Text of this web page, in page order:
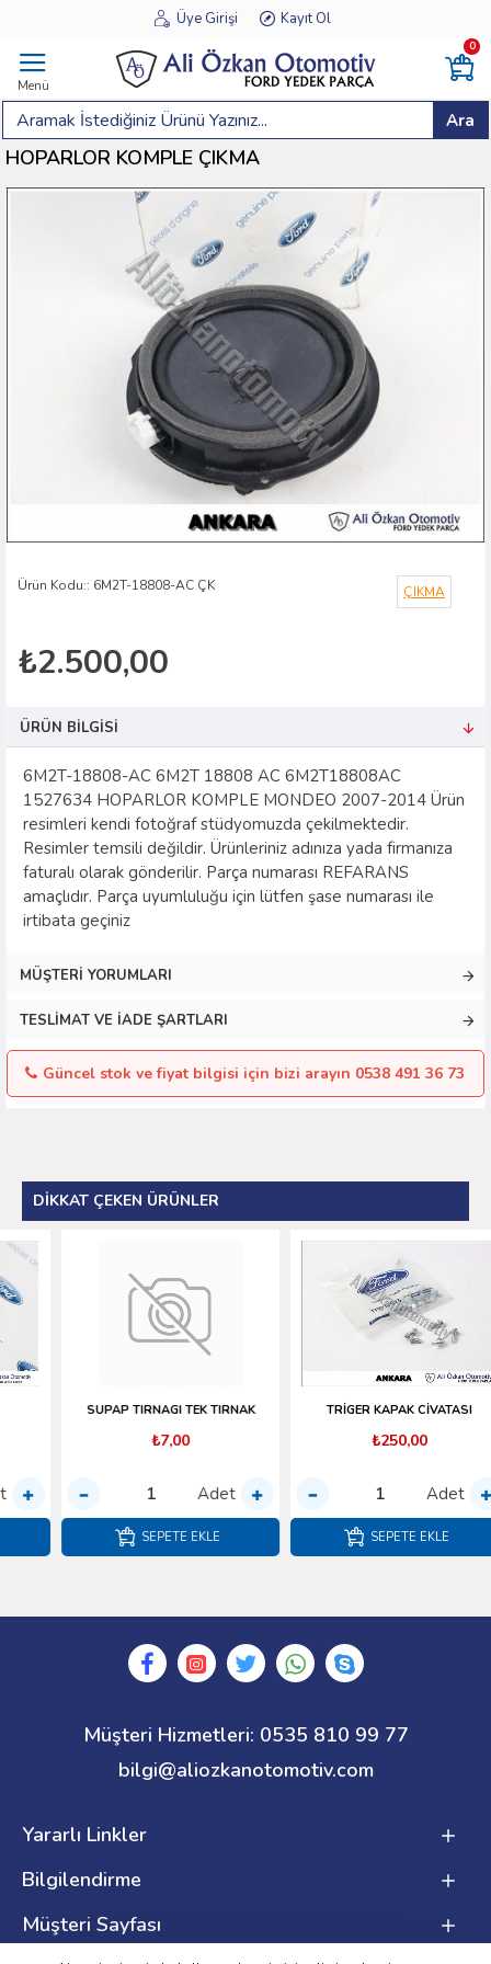
Üye Girişi Kayıt Ol
Menü
0
Ara
HOPARLOR KOMPLE ÇIKMA
Ürün Kodu:: 6M2T-18808-AC ÇK ÇIKMA
₺2.500,00
ÜRÜN BILGISI
6M2T-18808-AC 6M2T 18808 AC 6M2T18808AC
1527634 HOPARLOR KOMPLE MONDEO 2007-2014 Ürün
resimleri kendi fotoğraf stüdyomuzda çekilmektedir.
Resimler temsili değildir. Ürünleriniz adınıza yada firmanıza
faturalı olarak gönderilir. Parça numarası REFARANS
amaçlıdır. Parça uyumluluğu için lütfen şase numarası ile
irtibata geçiniz
MÜŞTERI YORUMLARI
TESLIMAT VE İADE ŞARTLARI
Güncel stok ve fiyat bilgisi için bizi arayın 0538 491 36 73
DIKKAT ÇEKEN ÜRÜNLER
SUPAP TIRNAGI TEK TIRNAK
₺7,00
Adet
SEPETE EKLE
TRİGER KAPAK CİVATASI
₺250,00
Adet
SEPETE EKLE
Müşteri Hizmetleri: 0535 810 99 77
bilgi@aliozkanotomotiv.com
Yararlı Linkler
Bilgilendirme
Müşteri Sayfası